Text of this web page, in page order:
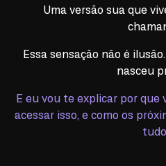
Uma versão sua que
Essa sensação não é
nasceu
E eu vou te explicar por que
acessar isso, e como os